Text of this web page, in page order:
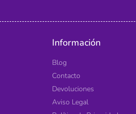
Información
Blog
Contacto
Devoluciones
Aviso Legal